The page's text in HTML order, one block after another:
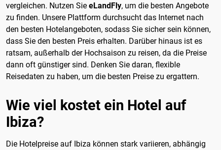
vergleichen. Nutzen Sie eLandFly, um die besten Angebote
zu finden. Unsere Plattform durchsucht das Internet nach
den besten Hotelangeboten, sodass Sie sicher sein können,
dass Sie den besten Preis erhalten. Darüber hinaus ist es
ratsam, außerhalb der Hochsaison zu reisen, da die Preise
dann oft günstiger sind. Denken Sie daran, flexible
Reisedaten zu haben, um die besten Preise zu ergattern.
Wie viel kostet ein Hotel auf
Ibiza?
Die Hotelpreise auf Ibiza können stark variieren, abhängig